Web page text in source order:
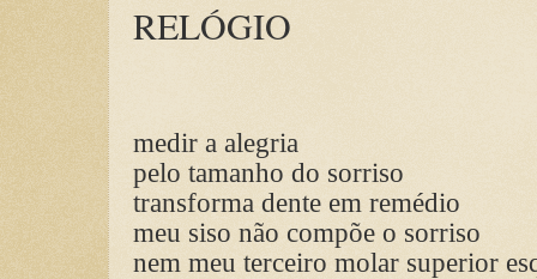
RELÓGIO
medir a alegria
pelo tamanho do sorriso
transforma dente em remédio
meu siso não compõe o sorriso
nem meu terceiro molar superior